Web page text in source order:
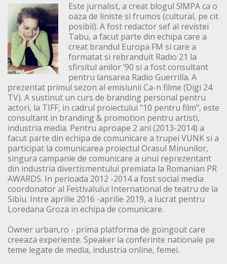
Este jurnalist, a creat blogul S!MPA ca o
oaza de liniste si frumos (cultural, pe cit
posibil). A fost redactor sef al revistei
Tabu, a facut parte din echipa care a
creat brandul Europa FM si care a
formatat si rebranduit Radio 21 la
sfirsitul anilor ‘90 si a fost consultant
pentru lansarea Radio Guerrilla. A
prezentat primul sezon al emisiunii Ca-n filme (Digi 24
TV). A sustinut un curs de branding personal pentru
actori, la TIFF, in cadrul proiectului "10 pentru film", este
consultant in branding & promotion pentru artisti,
industria media. Pentru aproape 2 ani (2013-2014) a
facut parte din echipa de comunicare a trupei VUNK si a
participat la comunicarea proiectul Orasul Minunilor,
singura campanie de comunicare a unui reprezentant
din industria divertismentului premiata la Romanian PR
AWARDS. In perioada 2012 -2014 a fost social media
coordonator al Festivalului International de teatru de la
Sibiu. Intre aprilie 2016 -aprilie 2019, a lucrat pentru
Loredana Groza in echipa de comunicare.
Owner urban,ro - prima platforma de goingout care
creeaza experiente. Speaker la conferinte nationale pe
teme legate de media, industria online, femei.